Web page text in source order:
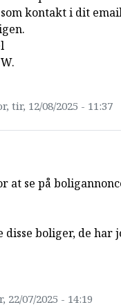
som kontakt i dit
tir, 12/08/2025 - 11:37
at se på
boliger, de har
07/2025 - 14:19